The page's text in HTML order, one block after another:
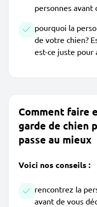
personnes avant
pourquoi la
de votre chien?
est-ce juste pour
Comment faire
garde de chien
passe au mieux
Voici nos conseils :
rencontrez la
avant de vous